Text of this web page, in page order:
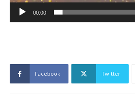
00:00
Facebook Twitter